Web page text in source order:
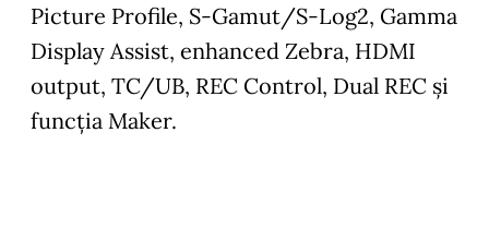
Picture Profile, S-Gamut/S-Log2, Gamma
Display Assist, enhanced Zebra, HDMI
output, TC/UB, REC Control, Dual REC şi
funcţia Maker.